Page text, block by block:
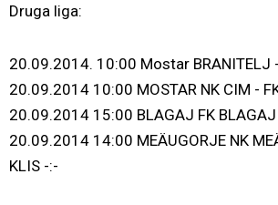
Druga liga:
20.09.2014. 10:00 Mostar BRANITELJ
20.09.2014 10:00 MOSTAR NK CIM -
20.09.2014 15:00 BLAGAJ FK BLAGAJ
20.09.2014 14:00 MEÄUGORJE NK
KLIS -:-